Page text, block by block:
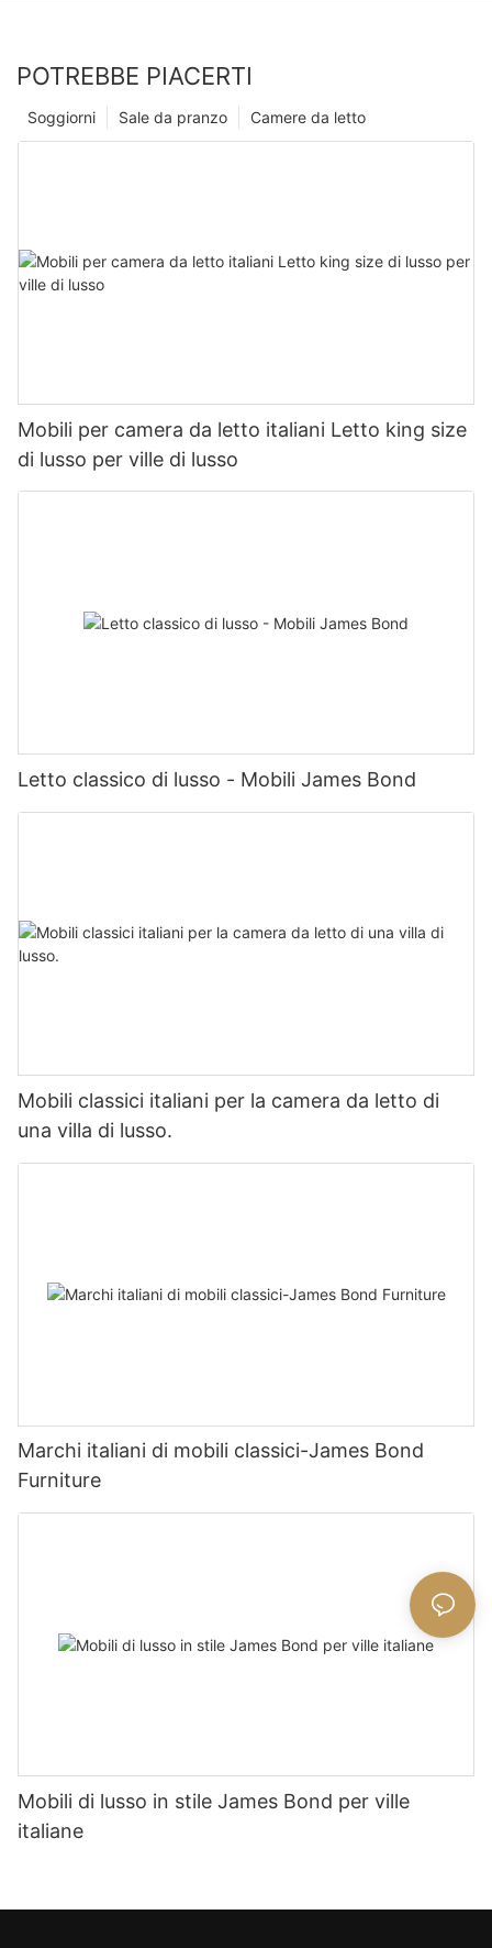
POTREBBE PIACERTI
Camere da letto
Sale da pranzo
Soggiorni
Mobili per camera da letto italiani Letto king size
di lusso per ville di lusso
Letto classico di lusso - Mobili James Bond
Mobili classici italiani per la camera da letto di
una villa di lusso.
Marchi italiani di mobili classici-James Bond
Furniture
Mobili di lusso in stile James Bond per ville
italiane